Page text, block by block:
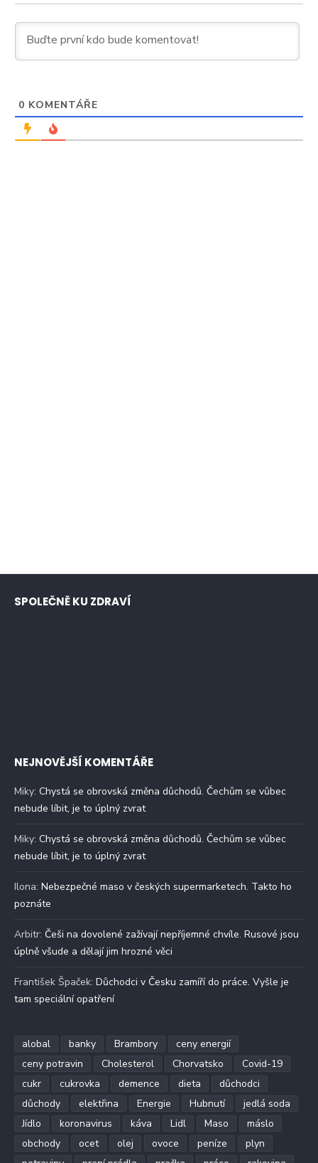
0 KOMENTÁŘE
SPOLEČNĚ KU ZDRAVÍ
NEJNOVĚJŠÍ KOMENTÁŘE
Miky: Chystá se obrovská změna důchodů. Čechům se vůbec
nebude líbit, je to úplný zvrat
Miky: Chystá se obrovská změna důchodů. Čechům se vůbec
nebude líbit, je to úplný zvrat
Ilona: Nebezpečné maso v českých supermarketech. Takto ho
poznáte
Arbitr: Češi na dovolené zažívají nepříjemné chvíle. Rusové jsou
úplně všude a dělají jim hrozné věci
František Špaček: Důchodci v Česku zamíří do práce. Vyšle je
tam speciální opatření
alobal banky Brambory
ceny energií
ceny potravin
Cholesterol Chorvatsko
Covid-19
cukr
cukrovka demence dieta
důchodci
důchody
elektřina Energie Hubnutí
jedlá soda
Jídlo
koronavirus káva Lidl Maso
máslo
obchody
ocet olej ovoce peníze
plyn